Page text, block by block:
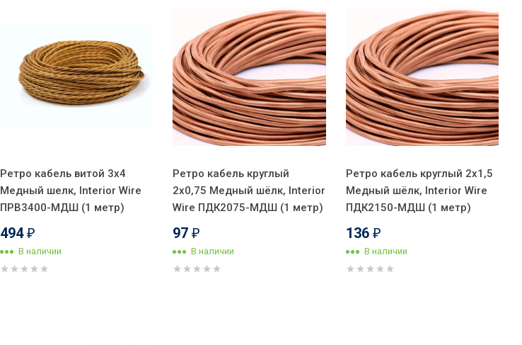
Ретро кабель витой 3x4
Медный шелк, Interior Wire
ПРВ3400-МДШ (1 метр)
494 ₽
В наличии
Ретро кабель круглый
2x0,75 Медный шёлк, Interior
Wire ПДК2075-МДШ (1 метр)
97 ₽
В наличии
Ретро кабель круглый 2x1,5
Медный шёлк, Interior Wire
ПДК2150-МДШ (1 метр)
136 ₽
В наличии